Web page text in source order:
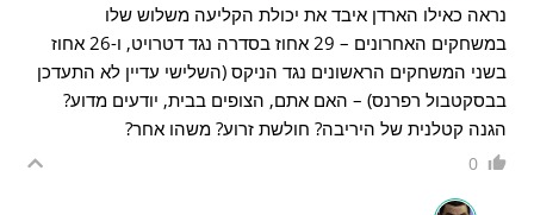
נראה כאילו הארדן איבד את יכולת הקליעה משלוש שלו
במשחקים האחרונים – 29 אחוז בסדרה נגד דטרויט, ו-26 אחוז
בשני המשחקים הראשונים נגד הניקס (השלישי עדיין לא התעדכן
בבסקטבול רפרנס) – האם אתם, הצופים בבית, יודעים מדוע?
הגנה קטלנית של היריבה? חולשת זרוע? משהו אחר?
0